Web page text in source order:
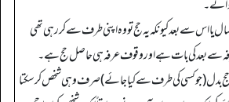
یا اس سے بعد کیونکہ یہ حج تو وہ اپنی طرف سے کر رہی تھی
عرفہ سے بعد کی بات ہے اور وقوف عرفہ ہی حاصل حج ہے۔
بدل (جو کسی کی طرف سے کیا جائے) صرف وہی شخص کر سکتا